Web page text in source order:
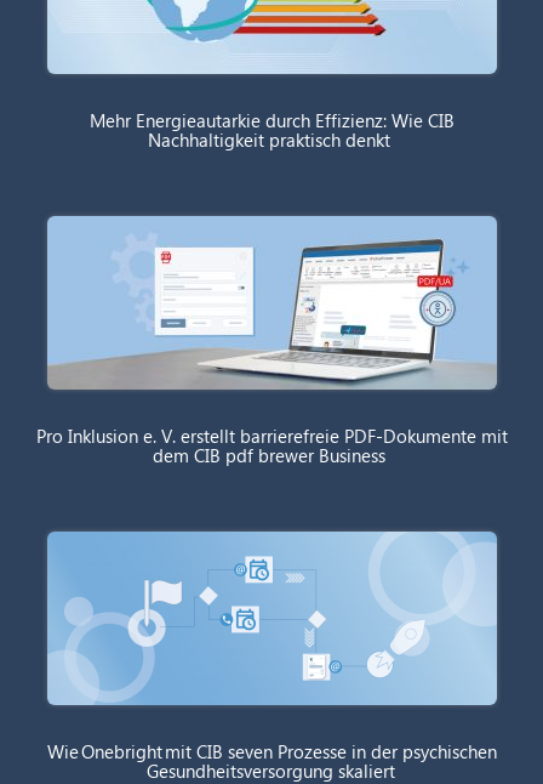
Mehr Energieautarkie durch Effizienz: Wie CIB
Nachhaltigkeit praktisch denkt
Pro Inklusion e. V. erstellt barrierefreie PDF-Dokumente mit
dem CIB pdf brewer Business
Wie Onebright mit CIB seven Prozesse in der psychischen
Gesundheitsversorgung skaliert